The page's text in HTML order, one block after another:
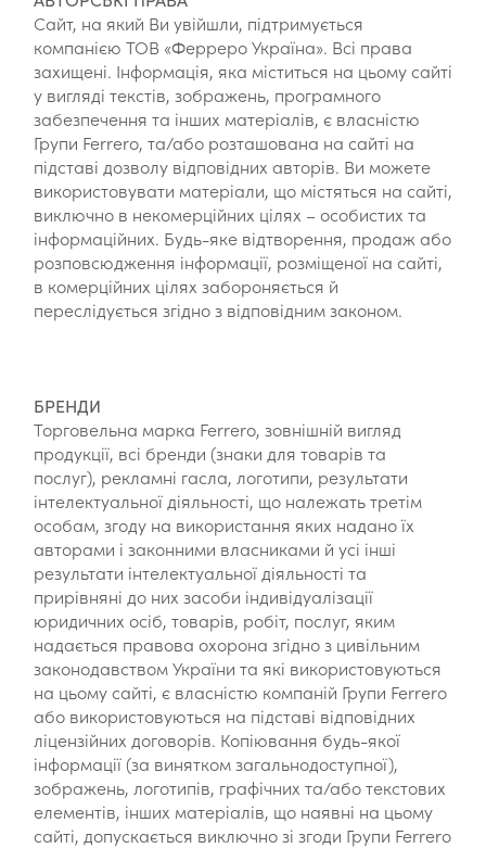
Сайт, на який Ви увійшли, підтримується
компанією ТОВ «Ферреро Україна». Всі права
захищені. Інформація, яка міститься на цьому сайті
у вигляді текстів, зображень, програмного
забезпечення та інших матеріалів, є власністю
Групи Ferrero, та/або розташована на сайті на
підставі дозволу відповідних авторів. Ви можете
використовувати матеріали, що містяться на сайті,
виключно в некомерційних цілях – особистих та
інформаційних. Будь-яке відтворення, продаж або
розповсюдження інформації, розміщеної на сайті,
в комерційних цілях забороняється й
переслідується згідно з відповідним законом.
БРЕНДИ
Торговельна марка Ferrero, зовнішній вигляд
продукції, всі бренди (знаки для товарів та
послуг), рекламні гасла, логотипи, результати
інтелектуальної діяльності, що належать третім
особам, згоду на використання яких надано їх
авторами і законними власниками й усі інші
результати інтелектуальної діяльності та
прирівняні до них засоби індивідуалізації
юридичних осіб, товарів, робіт, послуг, яким
надається правова охорона згідно з цивільним
законодавством України та які використовуються
на цьому сайті, є власністю компаній Групи Ferrero
або використовуються на підставі відповідних
ліцензійних договорів. Копіювання будь-якої
інформації (за винятком загальнодоступної),
зображень, логотипів, графічних та/або текстових
елементів, інших матеріалів, що наявні на цьому
сайті, допускається виключно зі згоди Групи Ferrero